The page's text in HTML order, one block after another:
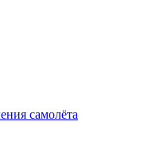
самолёта